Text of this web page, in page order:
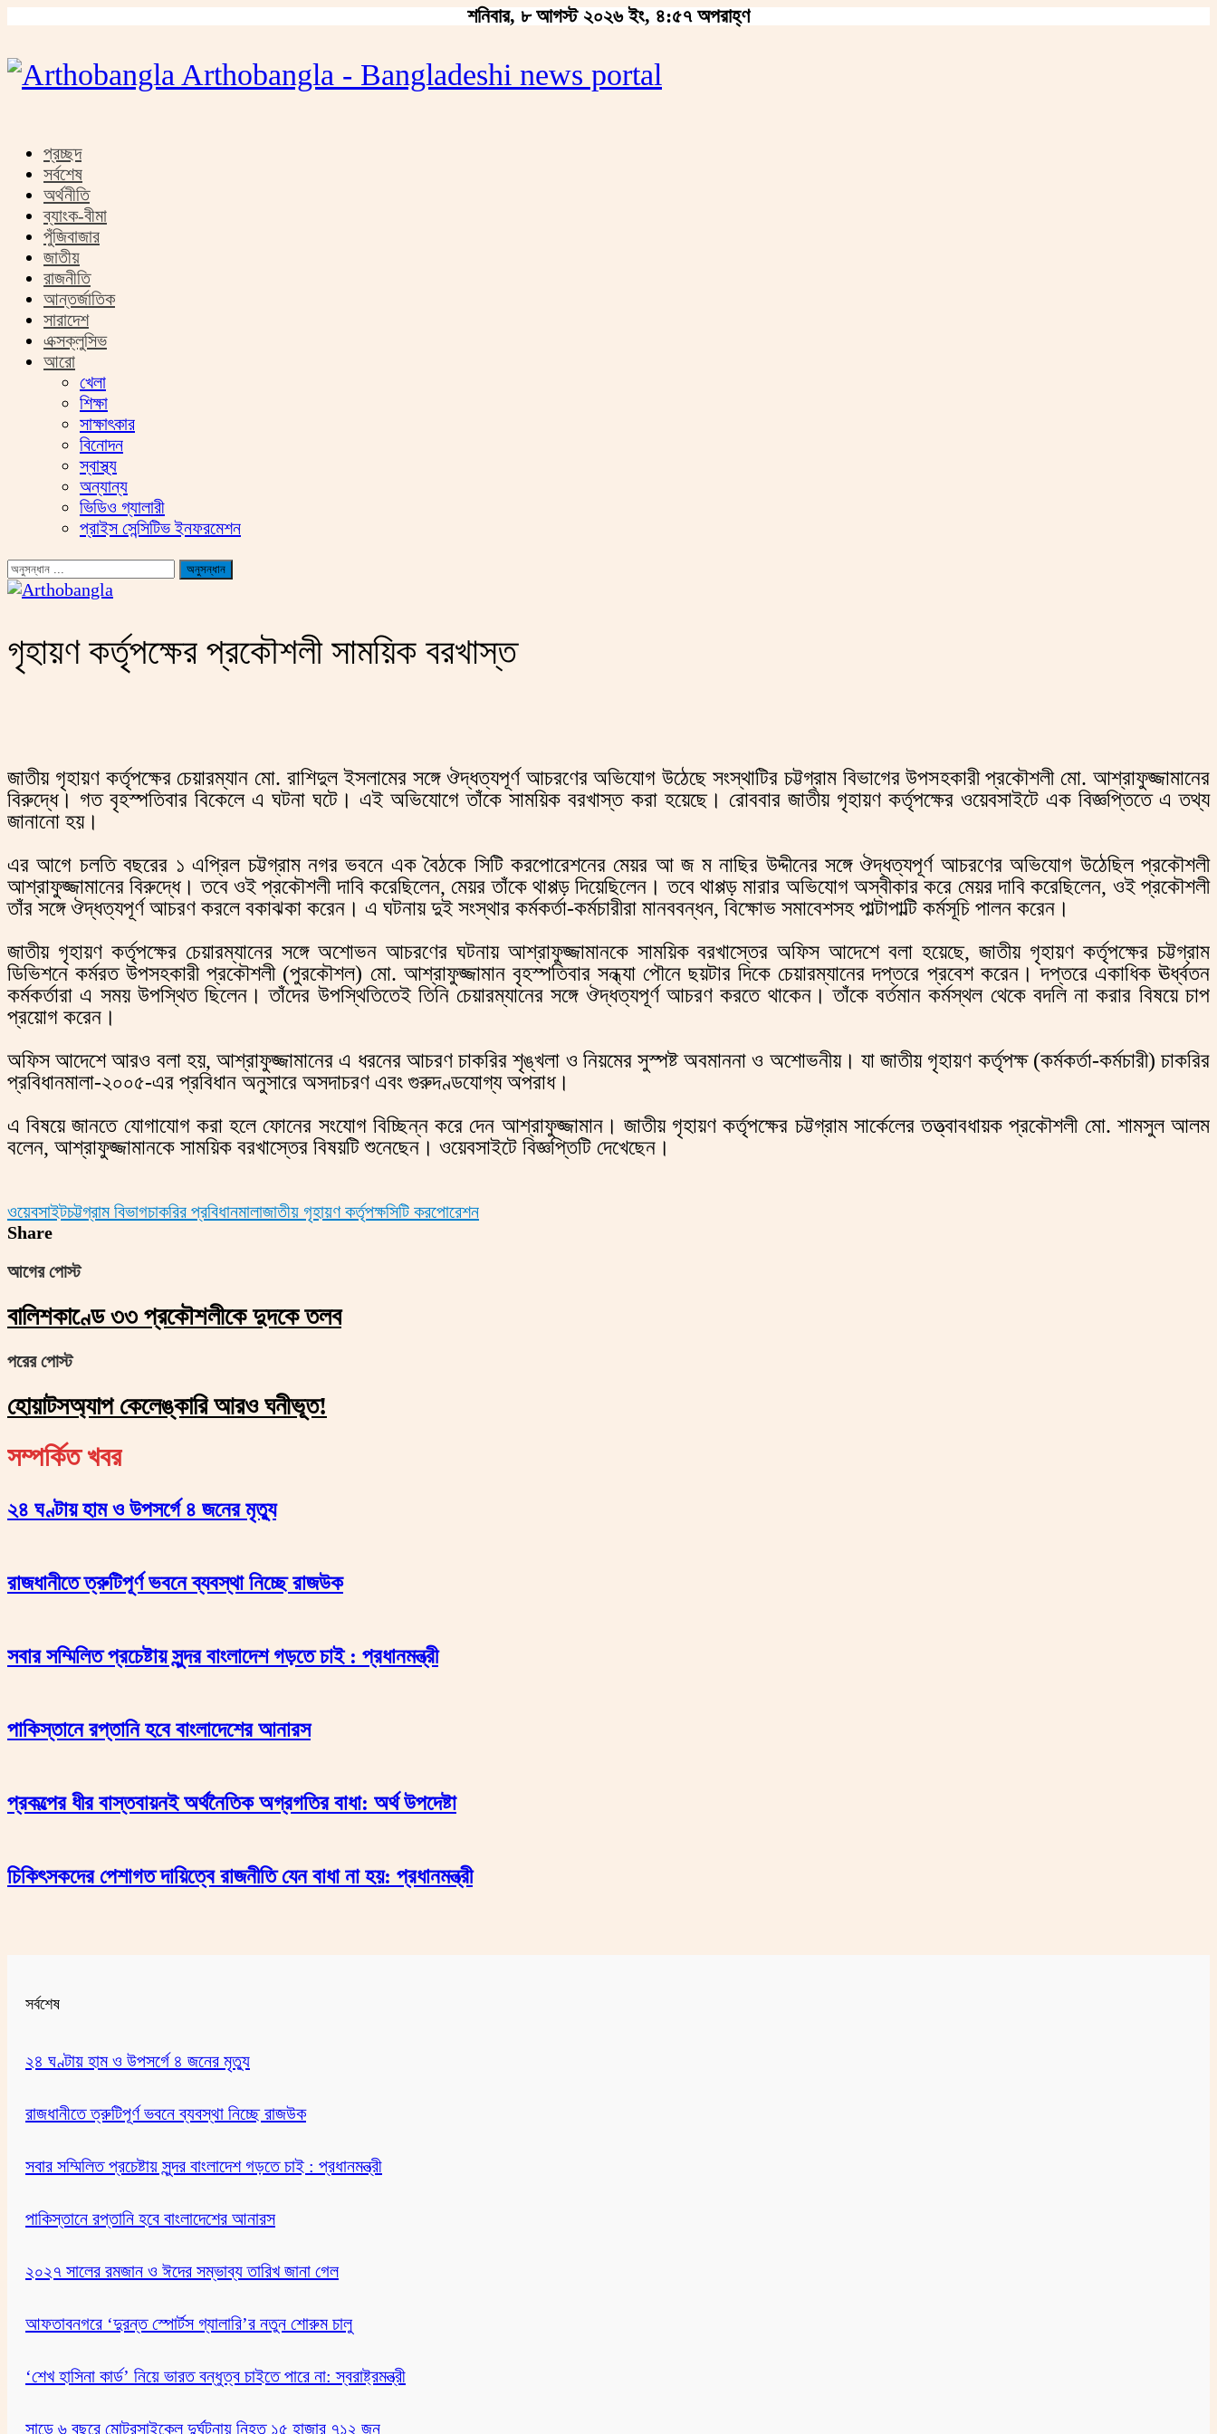
শনিবার, ৮ আগস্ট ২০২৬ ইং, ৪:৫৭ অপরাহ্ণ
Arthobangla - Bangladeshi news portal
প্রচ্ছদ
সর্বশেষ
অর্থনীতি
ব্যাংক-বীমা
পুঁজিবাজার
জাতীয়
রাজনীতি
আন্তর্জাতিক
সারাদেশ
এক্সক্লুসিভ
আরো
খেলা
শিক্ষা
সাক্ষাৎকার
বিনোদন
স্বাস্থ্য
অন্যান্য
ভিডিও গ্যালারী
প্রাইস সেন্সিটিভ ইনফরমেশন
গৃহায়ণ কর্তৃপক্ষের প্রকৌশলী সাময়িক বরখাস্ত
জাতীয় গৃহায়ণ কর্তৃপক্ষের চেয়ারম্যান মো. রাশিদুল ইসলামের সঙ্গে ঔদ্ধত্যপূর্ণ আচরণের অভিযোগ উঠেছে সংস্থাটির চট্টগ্রাম বিভাগের উপসহকারী প্রকৌশলী মো. আশ্রাফুজ্জামানের
বিরুদ্ধে। গত বৃহস্পতিবার বিকেলে এ ঘটনা ঘটে। এই অভিযোগে তাঁকে সাময়িক বরখাস্ত করা হয়েছে। রোববার জাতীয় গৃহায়ণ কর্তৃপক্ষের ওয়েবসাইটে এক বিজ্ঞপ্তিতে এ তথ্য
জানানো হয়।
এর আগে চলতি বছরের ১ এপ্রিল চট্টগ্রাম নগর ভবনে এক বৈঠকে সিটি করপোরেশনের মেয়র আ জ ম নাছির উদ্দীনের সঙ্গে ঔদ্ধত্যপূর্ণ আচরণের অভিযোগ উঠেছিল প্রকৌশলী
আশ্রাফুজ্জামানের বিরুদ্ধে। তবে ওই প্রকৌশলী দাবি করেছিলেন, মেয়র তাঁকে থাপ্পড় দিয়েছিলেন। তবে থাপ্পড় মারার অভিযোগ অস্বীকার করে মেয়র দাবি করেছিলেন, ওই প্রকৌশলী
তাঁর সঙ্গে ঔদ্ধত্যপূর্ণ আচরণ করলে বকাঝকা করেন। এ ঘটনায় দুই সংস্থার কর্মকর্তা-কর্মচারীরা মানববন্ধন, বিক্ষোভ সমাবেশসহ পাল্টাপাল্টি কর্মসূচি পালন করেন।
জাতীয় গৃহায়ণ কর্তৃপক্ষের চেয়ারম্যানের সঙ্গে অশোভন আচরণের ঘটনায় আশ্রাফুজ্জামানকে সাময়িক বরখাস্তের অফিস আদেশে বলা হয়েছে, জাতীয় গৃহায়ণ কর্তৃপক্ষের চট্টগ্রাম
ডিভিশনে কর্মরত উপসহকারী প্রকৌশলী (পুরকৌশল) মো. আশ্রাফুজ্জামান বৃহস্পতিবার সন্ধ্যা পৌনে ছয়টার দিকে চেয়ারম্যানের দপ্তরে প্রবেশ করেন। দপ্তরে একাধিক ঊর্ধ্বতন
কর্মকর্তারা এ সময় উপস্থিত ছিলেন। তাঁদের উপস্থিতিতেই তিনি চেয়ারম্যানের সঙ্গে ঔদ্ধত্যপূর্ণ আচরণ করতে থাকেন। তাঁকে বর্তমান কর্মস্থল থেকে বদলি না করার বিষয়ে চাপ
প্রয়োগ করেন।
অফিস আদেশে আরও বলা হয়, আশ্রাফুজ্জামানের এ ধরনের আচরণ চাকরির শৃঙ্খলা ও নিয়মের সুস্পষ্ট অবমাননা ও অশোভনীয়। যা জাতীয় গৃহায়ণ কর্তৃপক্ষ (কর্মকর্তা-কর্মচারী) চাকরির
প্রবিধানমালা-২০০৫-এর প্রবিধান অনুসারে অসদাচরণ এবং গুরুদণ্ডযোগ্য অপরাধ।
এ বিষয়ে জানতে যোগাযোগ করা হলে ফোনের সংযোগ বিচ্ছিন্ন করে দেন আশ্রাফুজ্জামান। জাতীয় গৃহায়ণ কর্তৃপক্ষের চট্টগ্রাম সার্কেলের তত্ত্বাবধায়ক প্রকৌশলী মো. শামসুল আলম
বলেন, আশ্রাফুজ্জামানকে সাময়িক বরখাস্তের বিষয়টি শুনেছেন। ওয়েবসাইটে বিজ্ঞপ্তিটি দেখেছেন।
ওয়েবসাইটচট্টগ্রাম বিভাগচাকরির প্রবিধানমালাজাতীয় গৃহায়ণ কর্তৃপক্ষসিটি করপোরেশন
Share
আগের পোস্ট
বালিশকাণ্ডে ৩৩ প্রকৌশলীকে দুদকে তলব
পরের পোস্ট
হোয়াটসঅ্যাপ কেলেঙ্কারি আরও ঘনীভূত!
সম্পর্কিত খবর
২৪ ঘণ্টায় হাম ও উপসর্গে ৪ জনের মৃত্যু
রাজধানীতে ত্রুটিপূর্ণ ভবনে ব্যবস্থা নিচ্ছে রাজউক
সবার সম্মিলিত প্রচেষ্টায় সুন্দর বাংলাদেশ গড়তে চাই : প্রধানমন্ত্রী
পাকিস্তানে রপ্তানি হবে বাংলাদেশের আনারস
প্রকল্পের ধীর বাস্তবায়নই অর্থনৈতিক অগ্রগতির বাধা: অর্থ উপদেষ্টা
চিকিৎসকদের পেশাগত দায়িত্বে রাজনীতি যেন বাধা না হয়: প্রধানমন্ত্রী
সর্বশেষ
২৪ ঘণ্টায় হাম ও উপসর্গে ৪ জনের মৃত্যু
রাজধানীতে ত্রুটিপূর্ণ ভবনে ব্যবস্থা নিচ্ছে রাজউক
সবার সম্মিলিত প্রচেষ্টায় সুন্দর বাংলাদেশ গড়তে চাই : প্রধানমন্ত্রী
পাকিস্তানে রপ্তানি হবে বাংলাদেশের আনারস
২০২৭ সালের রমজান ও ঈদের সম্ভাব্য তারিখ জানা গেল
আফতাবনগরে ‘দুরন্ত স্পোর্টস গ্যালারি’র নতুন শোরুম চালু
‘শেখ হাসিনা কার্ড’ নিয়ে ভারত বন্ধুত্ব চাইতে পারে না: স্বরাষ্ট্রমন্ত্রী
সাড়ে ৬ বছরে মোটরসাইকেল দুর্ঘটনায় নিহত ১৫ হাজার ৭১২ জন